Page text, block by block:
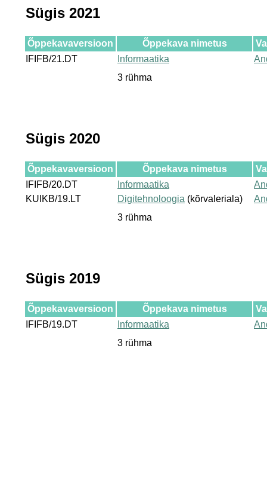
Sügis 2021
Õppekavaversioon Õppekava nimetus
IFIFB/21.DT
Informaatika
3 rühma
Sügis 2020
Õppekavaversioon Õppekava nimetus
IFIFB/20.DT
Informaatika
KUIKB/19.LT
Digitehnoloogia (kõrvaleriala)
3 rühma
Sügis 2019
Õppekavaversioon Õppekava nimetus
IFIFB/19.DT
Informaatika
3 rühma